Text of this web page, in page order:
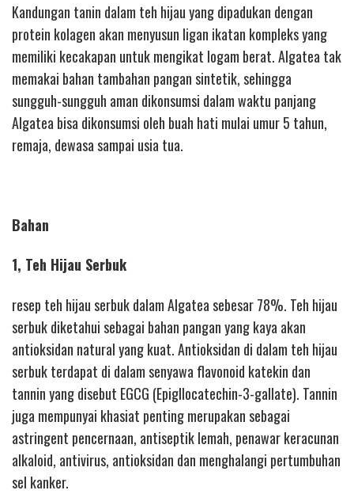
Kandungan tanin dalam teh hijau yang dipadukan dengan
protein kolagen akan menyusun ligan ikatan kompleks yang
memiliki kecakapan untuk mengikat logam berat. Algatea tak
memakai bahan tambahan pangan sintetik, sehingga
sungguh-sungguh aman dikonsumsi dalam waktu panjang
Algatea bisa dikonsumsi oleh buah hati mulai umur 5 tahun,
remaja, dewasa sampai usia tua.
Bahan
1, Teh Hijau Serbuk
resep teh hijau serbuk dalam Algatea sebesar 78%. Teh hijau
serbuk diketahui sebagai bahan pangan yang kaya akan
antioksidan natural yang kuat. Antioksidan di dalam teh hijau
serbuk terdapat di dalam senyawa flavonoid katekin dan
tannin yang disebut EGCG (Epigllocatechin-3-gallate). Tannin
juga mempunyai khasiat penting merupakan sebagai
astringent pencernaan, antiseptik lemah, penawar keracunan
alkaloid, antivirus, antioksidan dan menghalangi pertumbuhan
sel kanker.